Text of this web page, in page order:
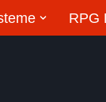
RPG